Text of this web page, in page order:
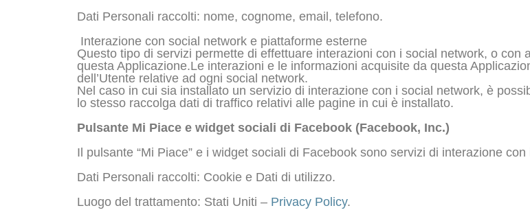
Dati Personali raccolti: nome, cognome, email, telefono.
Interazione con social network e piattaforme esterne
Questo tipo di servizi permette di effettuare interazioni con i social network, o
questa Applicazione.Le interazioni e le informazioni acquisite da questa
dell’Utente relative ad ogni social network.
Nel caso in cui sia installato un servizio di interazione con i social network, è
lo stesso raccolga dati di traffico relativi alle pagine in cui è installato.
Pulsante Mi Piace e widget sociali di Facebook (Facebook, Inc.)
Il pulsante “Mi Piace” e i widget sociali di Facebook sono servizi di interazione
Dati Personali raccolti: Cookie e Dati di utilizzo.
Luogo del trattamento: Stati Uniti – Privacy Policy.